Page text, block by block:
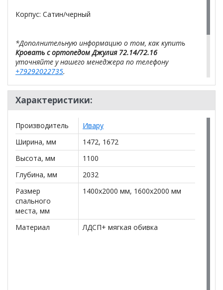
Корпус: Сатин/черный
*Дополнительную информацию о том, как купить
Кровать с ортопедом Джулия 72.14/72.16
уточняйте у нашего менеджера по телефону
+79292022735.
**Цены на официальном сайте100диванов.com
действительны только для интернет-магазина
могут отличаться от цен в розничных магазинах-
Характеристики:
Производитель
Ивару
Ширина, мм
1472, 1672
Высота, мм
1100
Глубина, мм
2032
Размер
спального
места, мм
1400x2000 мм, 1600x2000 мм
Материал ЛДСП+ мягкая обивка